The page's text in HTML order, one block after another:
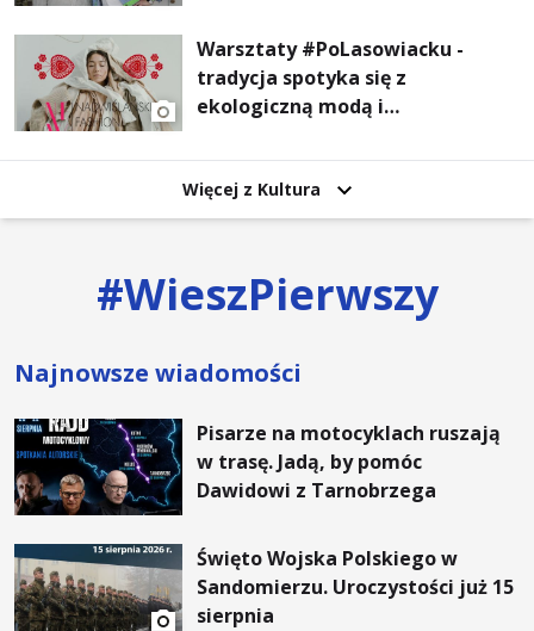
Warsztaty #PoLasowiacku -
tradycja spotyka się z
ekologiczną modą i
Więcej z Kultura
#WieszPierwszy
Najnowsze wiadomości
Pisarze na motocyklach ruszają
w trasę. Jadą, by pomóc
Dawidowi z Tarnobrzega
Święto Wojska Polskiego w
Sandomierzu. Uroczystości już 15
sierpnia